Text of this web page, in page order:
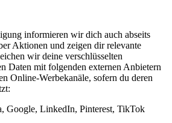
informieren wir dich auch abseits
Aktionen und zeigen dir relevante
wir deine verschlüsselten
Daten mit folgenden externen Anbietern
Online-Werbekanäle, sofern du deren
Google, LinkedIn, Pinterest, TikTok